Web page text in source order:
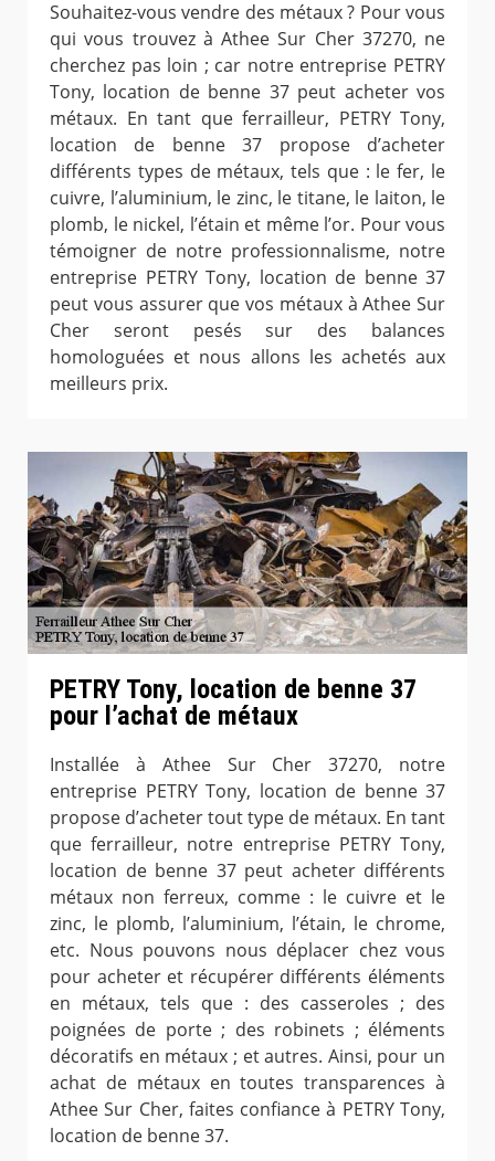
Souhaitez-vous vendre des métaux ? Pour vous
qui vous trouvez à Athee Sur Cher 37270, ne
cherchez pas loin ; car notre entreprise PETRY
Tony, location de benne 37 peut acheter vos
métaux. En tant que ferrailleur, PETRY Tony,
location de benne 37 propose d’acheter
différents types de métaux, tels que : le fer, le
cuivre, l’aluminium, le zinc, le titane, le laiton, le
plomb, le nickel, l’étain et même l’or. Pour vous
témoigner de notre professionnalisme, notre
entreprise PETRY Tony, location de benne 37
peut vous assurer que vos métaux à Athee Sur
Cher seront pesés sur des balances
homologuées et nous allons les achetés aux
meilleurs prix.
PETRY Tony, location de benne 37
pour l’achat de métaux
Installée à Athee Sur Cher 37270, notre
entreprise PETRY Tony, location de benne 37
propose d’acheter tout type de métaux. En tant
que ferrailleur, notre entreprise PETRY Tony,
location de benne 37 peut acheter différents
métaux non ferreux, comme : le cuivre et le
zinc, le plomb, l’aluminium, l’étain, le chrome,
etc. Nous pouvons nous déplacer chez vous
pour acheter et récupérer différents éléments
en métaux, tels que : des casseroles ; des
poignées de porte ; des robinets ; éléments
décoratifs en métaux ; et autres. Ainsi, pour un
achat de métaux en toutes transparences à
Athee Sur Cher, faites confiance à PETRY Tony,
location de benne 37.